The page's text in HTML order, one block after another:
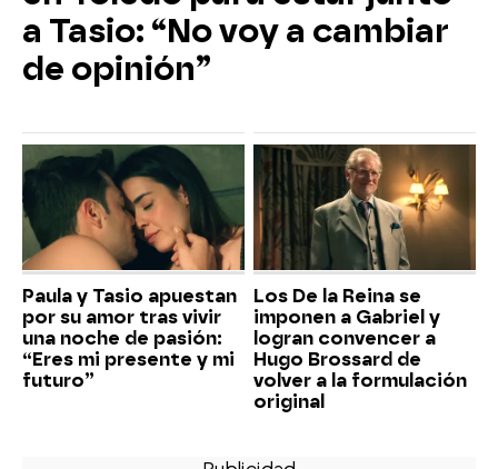
a Tasio: “No voy a cambiar
de opinión”
Paula y Tasio apuestan
por su amor tras vivir
una noche de pasión:
“Eres mi presente y mi
futuro”
Los De la Reina se
imponen a Gabriel y
logran convencer a
Hugo Brossard de
volver a la formulación
original